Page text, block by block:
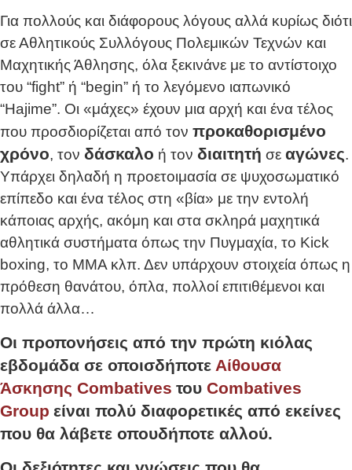
Για πολλούς και διάφορους λόγους αλλά κυρίως διότι
σε Αθλητικούς Συλλόγους Πολεμικών Τεχνών και
Μαχητικής Άθλησης, όλα ξεκινάνε με το αντίστοιχο
του “fight” ή “begin” ή το λεγόμενο ιαπωνικό
“Hajime”. Οι «μάχες» έχουν μια αρχή και ένα τέλος
που προσδιορίζεται από τον προκαθορισμένο
χρόνο, τον δάσκαλο ή τον διαιτητή σε αγώνες.
Υπάρχει δηλαδή η προετοιμασία σε ψυχοσωματικό
επίπεδο και ένα τέλος στη «βία» με την εντολή
κάποιας αρχής, ακόμη και στα σκληρά μαχητικά
αθλητικά συστήματα όπως την Πυγμαχία, το Kick
boxing, το ΜΜΑ κλπ. Δεν υπάρχουν στοιχεία όπως η
πρόθεση θανάτου, όπλα, πολλοί επιτιθέμενοι και
πολλά άλλα…
Οι προπονήσεις από την πρώτη κιόλας
εβδομάδα σε οποισδήποτε Αίθουσα
Άσκησης Combatives του Combatives
Group είναι πολύ διαφορετικές από εκείνες
που θα λάβετε οπουδήποτε αλλού.